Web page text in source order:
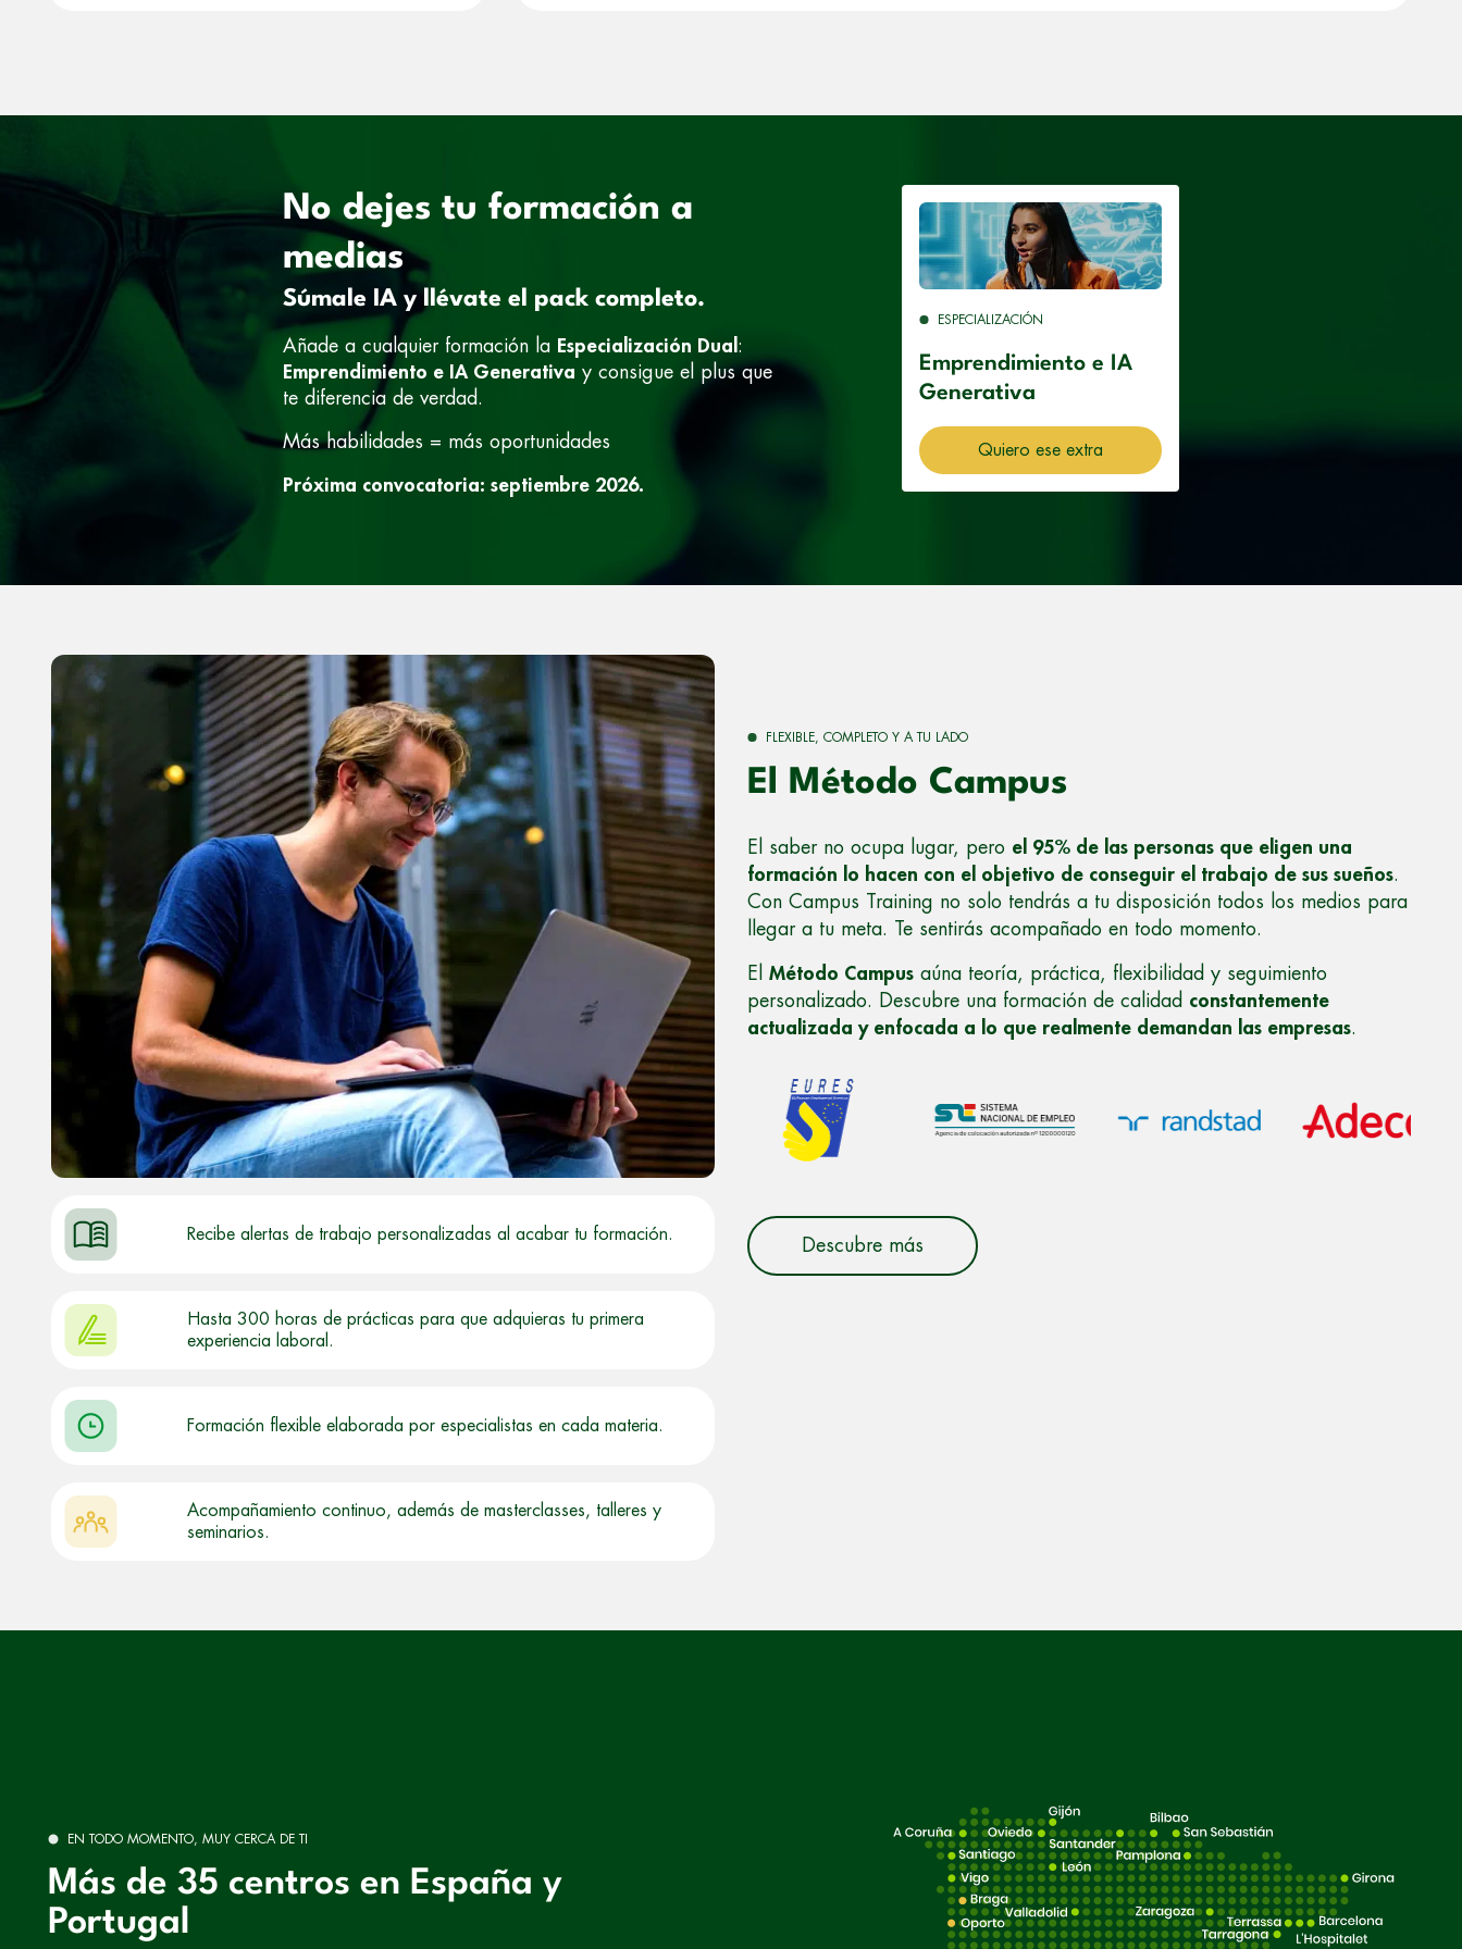
No dejes tu formación a
medias
Súmale IA y llévate el pack completo.
Añade a cualquier formación la Especialización Dual :
Emprendimiento e IA Generativa y consigue el plus que
te diferencia de verdad.
Más habilidades = más oportunidades
Próxima convocatoria: septiembre 2026.
ESPECIALIZACIÓN
Emprendimiento e IA
Generativa
Quiero ese extra
Recibe alertas de trabajo personalizadas al acabar tu formación.
Hasta 300 horas de prácticas para que adquieras tu primera
experiencia laboral.
Formación flexible elaborada por especialistas en cada materia.
Acompañamiento continuo, además de masterclasses, talleres y
seminarios.
FLEXIBLE, COMPLETO Y A TU LADO
El Método Campus
El saber no ocupa lugar, pero el 95% de las personas que eligen una
formación lo hacen con el objetivo de conseguir el trabajo de sus sueños
Con Campus Training no solo tendrás a tu disposición todos los medios para
llegar a tu meta. Te sentirás acompañado en todo momento.
El Método Campus aúna teoría, práctica, flexibilidad y seguimiento
personalizado. Descubre una formación de calidad constantemente
actualizada y enfocada a lo que realmente demandan las empresas
Descubre más
EN TODO MOMENTO, MUY CERCA DE TI
Más de 35 centros en España y
Portugal